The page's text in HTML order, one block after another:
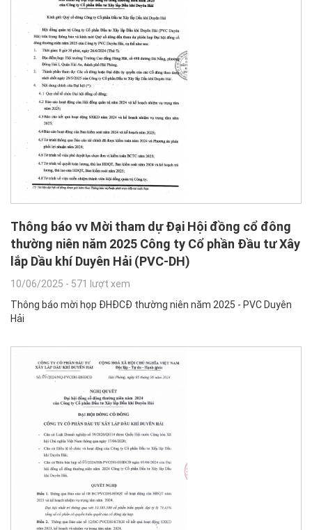
Thông báo vv Mời tham dự Đại Hội đồng cổ đông
thường niên năm 2025 Công ty Cổ phần Đầu tư Xây
lắp Dầu khí Duyên Hải (PVC-DH)
10/06/2025 - 571 lượt xem
Thông báo mời họp ĐHĐCĐ thường niên năm 2025 - PVC Duyên
Hải